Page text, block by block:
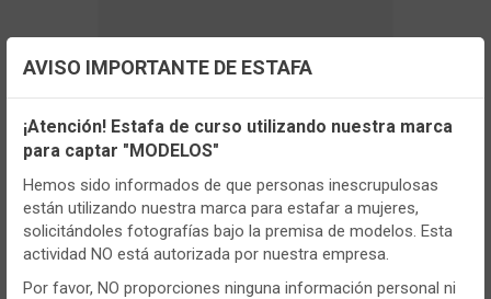
CONT
- OM1025
Configuración de cookies
Utilizamos cookies propias y de terceros, de sesión o
persistentes, para hacer funcionar de manera segura nuestra
página web y personalizar su contenido.
Igualmente, utilizamos cookies para medir y obtener datos de
la navegación que realizas y para ajustar el contenido a tus
gustos y preferencias.
AVISO IMPORTANTE DE ESTAFA
¡Atención! Estafa de curso utilizando nuestra marca
para captar "MODELOS"
Hemos sido informados de que personas inescrupulosas
están utilizando nuestra marca para estafar a mujeres,
solicitándoles fotografías bajo la premisa de modelos. Esta
actividad NO está autorizada por nuestra empresa.
Por favor, NO proporciones ninguna información personal ni